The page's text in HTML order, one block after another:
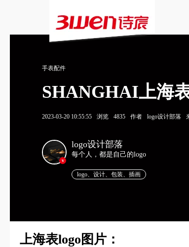
手表配件
SHANGHAI上海
2023-03-20 10:55:55 浏览 4835 作者 logo设计部落
v
logo设计部落
每个人，都是自己的logo
logo、设计、包装、插画
上海表logo图片：